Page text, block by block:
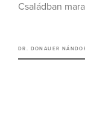
Családban
DR. DONAUER